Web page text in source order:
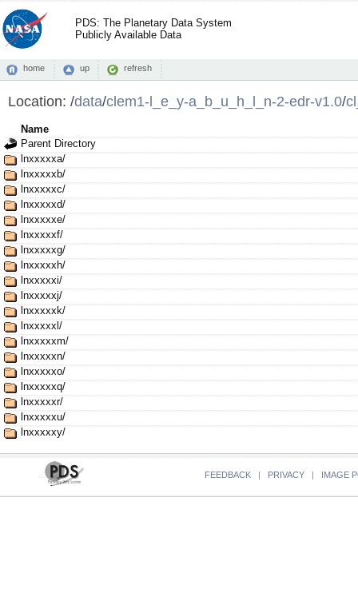
PDS: The Planetary Data System
Publicly Available Data
home up refresh
Location: /data/clem1-l_e_y-a_b_u_h_l_n-2-edr-v1.0/
Name
Parent Directory
lnxxxxxa/
lnxxxxxb/
lnxxxxxc/
lnxxxxxd/
lnxxxxxe/
lnxxxxxf/
lnxxxxxg/
lnxxxxxh/
lnxxxxxi/
lnxxxxxj/
lnxxxxxk/
lnxxxxxl/
lnxxxxxm/
lnxxxxxn/
lnxxxxxo/
lnxxxxxq/
lnxxxxxr/
lnxxxxxu/
lnxxxxxy/
FEEDBACK | PRIVACY | IMAGE